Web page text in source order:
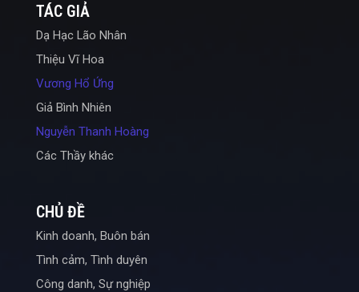
TÁC GIẢ
Dạ Hạc Lão Nhân
Thiệu Vĩ Hoa
Vương Hổ Ứng
Giả Bình Nhiên
Nguyễn Thanh Hoàng
Các Thầy khác
CHỦ ĐỀ
Kinh doanh, Buôn bán
Tình cảm, Tình duyên
Công danh, Sự nghiệp